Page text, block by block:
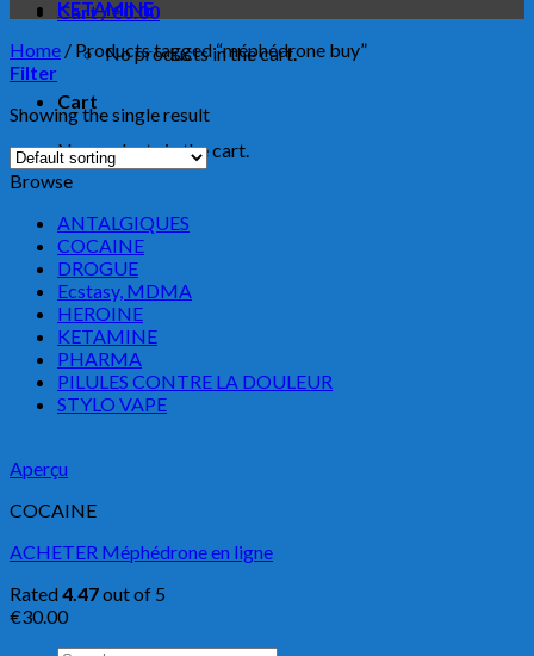
Cart /€0.00
No products in the cart.
Cart
No products in the cart.
KETAMINE
Home / Products tagged “méphédrone buy”
Filter
Showing the single result
Browse
ANTALGIQUES
COCAINE
DROGUE
Ecstasy, MDMA
HEROINE
KETAMINE
PHARMA
PILULES CONTRE LA DOULEUR
STYLO VAPE
Aperçu
COCAINE
ACHETER Méphédrone en ligne
Rated4.47out of 5
€30.00